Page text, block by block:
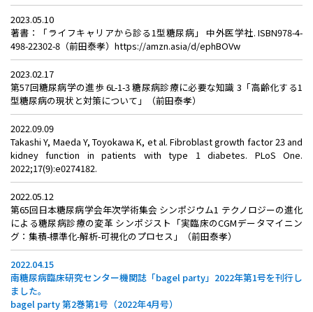
2023.05.10
著書：「ライフキャリアから診る1型糖尿病」 中外医学社. ISBN978-4-
498-22302-8（前田泰孝）https://amzn.asia/d/ephBOVw
2023.02.17
第57回糖尿病学の進歩 6L-1-3 糖尿病診療に必要な知識 3「高齢化する1
型糖尿病の現状と対策について」（前田泰孝）
2022.09.09
Takashi Y, Maeda Y, Toyokawa K, et al. Fibroblast growth factor 23 and
kidney function in patients with type 1 diabetes. PLoS One.
2022;17(9):e0274182.
2022.05.12
第65回日本糖尿病学会年次学術集会 シンポジウム1 テクノロジーの進化
による糖尿病診療の変革 シンポジスト「実臨床のCGMデータマイニン
グ：集積-標準化-解析-可視化のプロセス」（前田泰孝）
2022.04.15
南糖尿病臨床研究センター機関誌「bagel party」2022年第1号を刊行し
ました。
bagel party 第2巻第1号（2022年4月号）